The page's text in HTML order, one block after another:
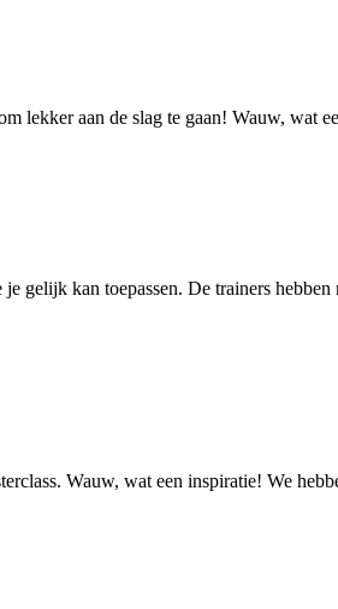
lekker aan de slag te gaan! Wauw, wat
gelijk kan toepassen. De trainers
Wauw, wat een inspiratie! We